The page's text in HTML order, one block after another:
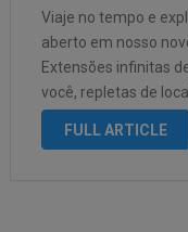
Viaje no tempo e
aberto em nosso
Extensões infinitas
você, repletas de
aconchegantes a
FULL ARTICLE